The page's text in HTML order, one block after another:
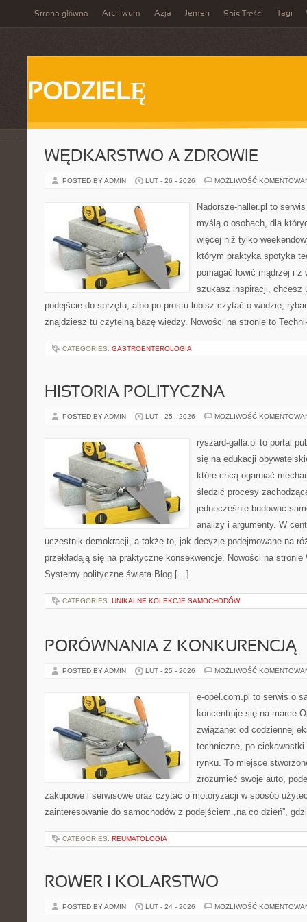
Strona główna Archiwum Azja Jemen Spis Treści Tagi
PODZIELĘ
WĘDKARSTWO A ZDROWIE
POSTED BY ADMIN LUT - 26 - 2026 MOŻLIWOŚĆ
Nadorsze-haller.pl to
myślą o osobach, dla
więcej niż tylko
którym praktyka spotyka
pomagać łowić mądrzej i
szukasz inspiracji, chcesz
podejście do sprzętu, albo po prostu lubisz czytać o wodzie,
znajdziesz tu czytelną bazę wiedzy. Nowości na stronie to
CATEGORIES: GASTROENTEROLOGIA
HISTORIA POLITYCZNA
POSTED BY ADMIN LUT - 25 - 2026 MOŻLIWOŚĆ
ryszard-galla.pl to portal
się na edukacji
które chcą ogarniać
śledzić procesy
jednocześnie budować
analizy i argumenty. W
uczestnik demokracji, a także to, jak decyzje podejmowane na
przekładają się na praktyczne konsekwencje. Nowości na stronie
Systemy polityczne świata Blog […]
CATEGORIES: UNIKALNE KOLEKCJE SAMOCHODÓW
PORÓWNANIA Z KONKURENCJĄ
POSTED BY ADMIN LUT - 25 - 2026 MOŻLIWOŚĆ
e-opel.com.pl to serwis o
koncentruje się na marce
związane: od codziennej
techniczne, po
rynku. To miejsce
zrozumieć swoje auto,
zakupowe i serwisowe oraz czytać o motoryzacji w sposób
zainteresowanie do samochodów z podejściem „na co dzień”,
CATEGORIES: REUMATOLOGIA
ROWER I KOLARSTWO
POSTED BY ADMIN LUT - 24 - 2026 MOŻLIWOŚĆ